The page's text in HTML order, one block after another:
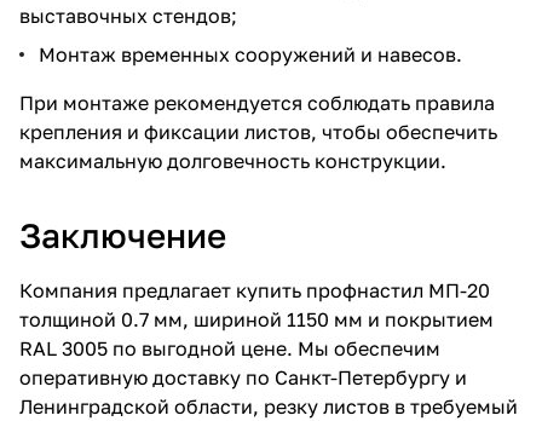
выставочных стендов;
Монтаж временных сооружений и навесов.
При монтаже рекомендуется соблюдать правила
крепления и фиксации листов, чтобы обеспечить
максимальную долговечность конструкции.
Заключение
Компания предлагает купить профнастил МП-20
толщиной 0.7 мм, шириной 1150 мм и покрытием
RAL 3005 по выгодной цене. Мы обеспечим
оперативную доставку по Санкт-Петербургу и
Ленинградской области, резку листов в требуемый